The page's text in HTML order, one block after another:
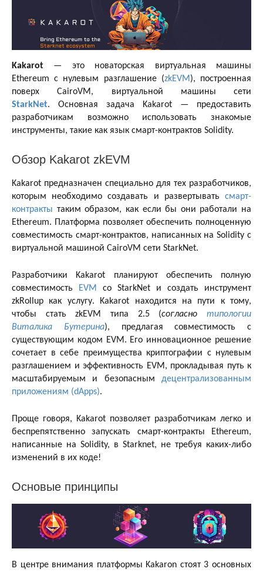
Kakarot — это новаторская виртуальная машины
Ethereum c нулевым разглашение (zkEVM ), построенная
поверх CairoVM, виртуальной машины сети
StarkNet. Основная задача Kakarot — предоставить
разработчикам возможно использовать знакомые
инструменты, такие как язык смарт-контрактов Solidity.
Обзор Kakarot zkEVM
Kakarot предназначен специально для тех разработчиков,
которым необходимо создавать и развертывать смарт-
контракты таким образом, как если бы они работали на
Ethereum. Платформа позволяет обеспечить полноценную
совместимость смарт-контрактов, написанных на Solidity с
виртуальной машиной CairoVM сети StarkNet.
Разработчики Kakarot планируют обеспечить полную
совместимость
EVM
со StarkNet и создать инструмент
zkRollup как услугу. Kakarot находится на пути к тому,
чтобы стать zkEVM типа 2.5 (согласнотипологии
Виталика Бутерина), предлагая совместимость с
существующим кодом EVM. Его инновационное решение
сочетает в себе преимущества криптографии с нулевым
разглашением и эффективность EVM, прокладывая путь к
масштабируемым и безопасным децентрализованным
приложениям (dApps).
Проще говоря, Kakarot позволяет разработчикам легко и
беспрепятственно запускать смарт-контракты Ethereum,
написанные на Solidity, в Starknet, не требуя каких-либо
изменений в их коде!
Основые принципы
В центре внимания платформы Kakaron стоят 3 основных